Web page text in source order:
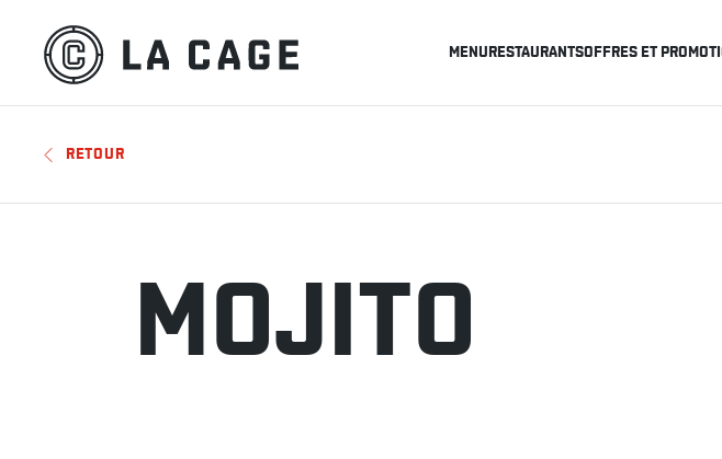
MENURESTAURANTSOFFRES ET
RETOUR
MOJITO